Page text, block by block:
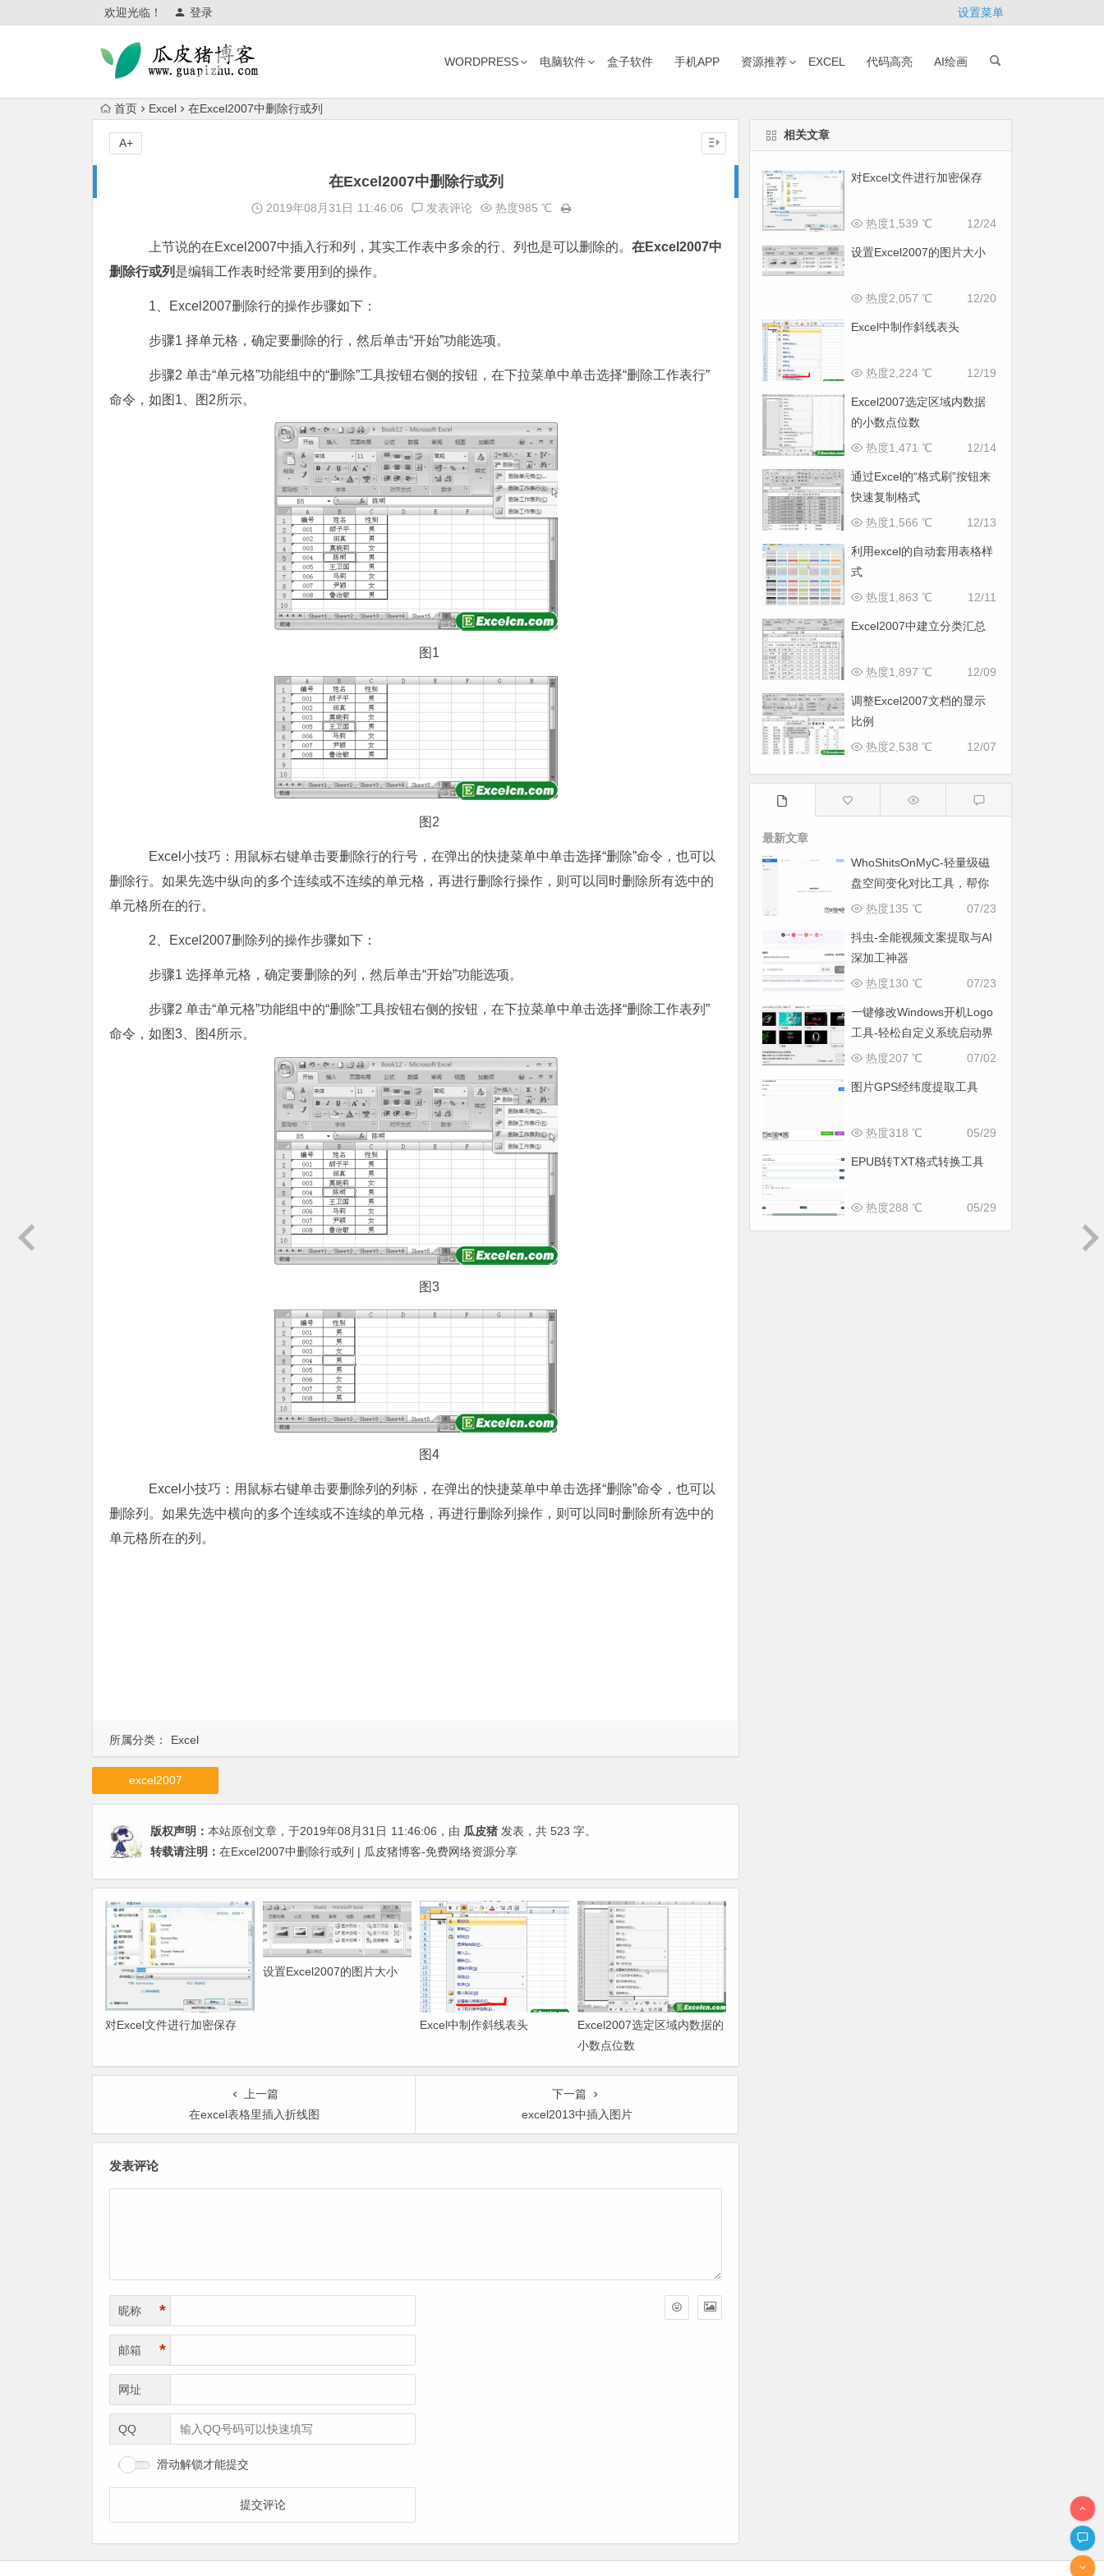
欢迎光临！ 登录 设置菜单
WORDPRESS 电脑软件 盒子软件 手机APP 资源推荐 EXCEL 代码高亮 AI绘画
首页 Excel 在Excel2007中删除行或列
在Excel2007中删除行或列
2019年08月31日 11:46:06 发表评论 热度985 ℃
上节说的在Excel2007中插入行和列，其实工作表中多余的行、列也是可以删除的。 在Excel2007中
删除行或列 是编辑工作表时经常要用到的操作。
1、Excel2007删除行的操作步骤如下：
步骤1 择单元格，确定要删除的行，然后单击“开始”功能选项。
步骤2 单击“单元格”功能组中的“删除”工具按钮右侧的按钮，在下拉菜单中单击选择“删除工作表行”
命令，如图1、图2所示。
图1
图2
Excel小技巧：用鼠标右键单击要删除行的行号，在弹出的快捷菜单中单击选择“删除”命令，也可以
删除行。如果先选中纵向的多个连续或不连续的单元格，再进行删除行操作，则可以同时删除所有选中的
单元格所在的行。
2、Excel2007删除列的操作步骤如下：
步骤1 选择单元格，确定要删除的列，然后单击“开始”功能选项。
步骤2 单击“单元格”功能组中的“删除”工具按钮右侧的按钮，在下拉菜单中单击选择“删除工作表列”
命令，如图3、图4所示。
图3
图4
Excel小技巧：用鼠标右键单击要删除列的列标，在弹出的快捷菜单中单击选择“删除”命令，也可以
删除列。如果先选中横向的多个连续或不连续的单元格，再进行删除列操作，则可以同时删除所有选中的
单元格所在的列。
A+
所属分类： Excel
excel2007
版权声明： 本站原创文章，于2019年08月31日 11:46:06 ，由 瓜皮猪 发表，共 523 字。
转载请注明： 在Excel2007中删除行或列 | 瓜皮猪博客-免费网络资源分享
对Excel文件进行加密保存
设置Excel2007的图片大小
Excel中制作斜线表头
Excel2007选定区域内数据的
小数点位数
上一篇
在excel表格里插入折线图
下一篇
excel2013中插入图片
发表评论
昵称 *
邮箱 *
网址
QQ
滑动解锁才能提交
相关文章
对Excel文件进行加密保存
12/24
热度1,539 ℃
设置Excel2007的图片大小
12/20
热度2,057 ℃
Excel中制作斜线表头
12/19
热度2,224 ℃
Excel2007选定区域内数据
的小数点位数
12/14
热度1,471 ℃
通过Excel的“格式刷”按钮来
快速复制格式
12/13
热度1,566 ℃
利用excel的自动套用表格样
式
12/11
热度1,863 ℃
Excel2007中建立分类汇总
12/09
热度1,897 ℃
调整Excel2007文档的显示
比例
12/07
热度2,538 ℃
最新文章
WhoShitsOnMyC-轻量级磁
盘空间变化对比工具，帮你
找出“吃掉”空间的罪魁祸首
07/23
热度135 ℃
抖虫-全能视频文案提取与AI
深加工神器
07/23
热度130 ℃
一键修改Windows开机Logo
工具-轻松自定义系统启动界
面
07/02
热度207 ℃
图片GPS经纬度提取工具
05/29
热度318 ℃
EPUB转TXT格式转换工具
05/29
热度288 ℃